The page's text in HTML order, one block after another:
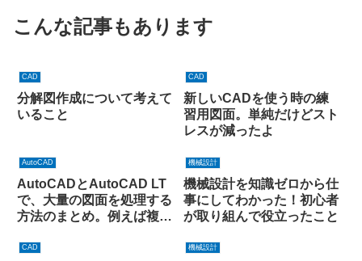
こんな記事もあります
CAD
分解図作成について考えて
いること
CAD
新しいCADを使う時の練
習用図面。単純だけどスト
レスが減ったよ
AutoCAD
AutoCADとAutoCAD LT
で、大量の図面を処理する
方法のまとめ。例えば複数
するなど、色々できます。
機械設計
機械設計を知識ゼロから仕
事にしてわかった！初心者
が取り組んで役立ったこと
CAD 機械設計